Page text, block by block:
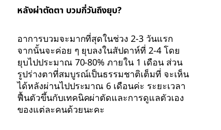
หลังผ่าตัดตา บวมกี่วันถึงยุบ?
อาการบวมจะมากที่สุดในช่วง 2-3 วันแรก
จากนั้นจะค่อย ๆ ยุบลงในสัปดาห์ที่ 2-4 โดย
ยุบไปประมาณ 70-80% ภายใน 1 เดือน ส่วน
รูปร่างตาที่สมบูรณ์เป็นธรรมชาติเต็มที่ จะเห็น
ได้หลังผ่านไปประมาณ 6 เดือนค่ะ ระยะเวลา
ฟื้นตัวขึ้นกับเทคนิคผ่าตัดและการดูแลตัวเอง
ของแต่ละคนด้วยนะคะ